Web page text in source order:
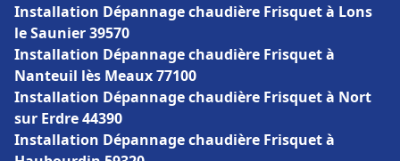
Installation Dépannage chaudière Frisquet à Lons
le Saunier 39570
Installation Dépannage chaudière Frisquet à
Nanteuil lès Meaux 77100
Installation Dépannage chaudière Frisquet à Nort
sur Erdre 44390
Installation Dépannage chaudière Frisquet à